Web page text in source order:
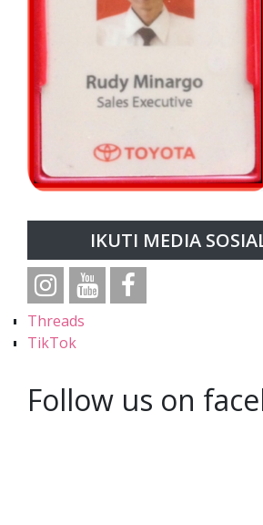
IKUTI MEDIA
Threads
TikTok
Follow us on